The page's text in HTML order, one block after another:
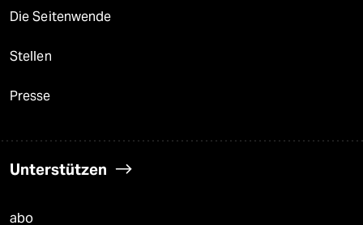
Die Seitenwende
Stellen
Presse
Unterstützen
abo